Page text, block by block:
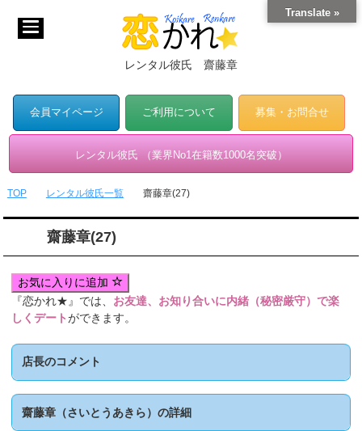
レンタル彼氏 齋藤章
会員マイページ ご利用について 募集・お問合せ
レンタル彼氏 （業界No1在籍数1000名突破）
TOP レンタル彼氏一覧 齋藤章(27)
齋藤章(27)
お気に入りに追加
『恋かれ★』では、 お友達、お知り合いに内緒（秘密厳守）で楽
しくデートができます。
店長のコメント
齋藤章（さいとうあきら）の詳細
Translate »